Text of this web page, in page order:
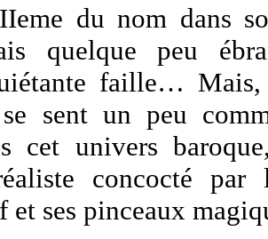
du nom dans
quelque peu
faille… Mais,
sent un peu
cet univers
concocté par
et ses pinceaux